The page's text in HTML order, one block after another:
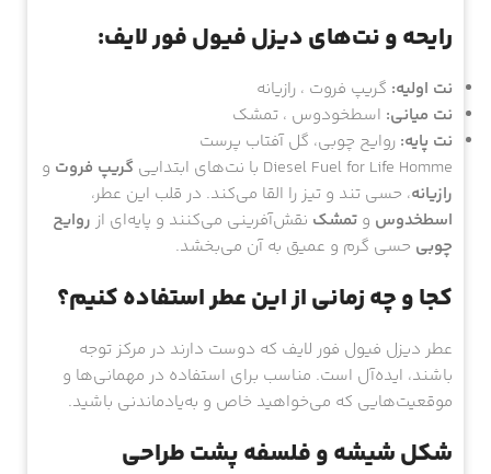
رایحه و نت‌های دیزل فیول فور لایف:
نت اولیه: گریپ فروت ، رازیانه
نت میانی: اسطخودوس ، تمشک
نت پایه: روایح چوبی، گل آفتاب پرست
Diesel Fuel for Life Homme با نت‌های ابتدایی
گریپ فروت و
رازیانه، حسی تند و تیز را القا می‌کند. در قلب این عطر،
اسطخدوس و تمشک نقش‌آفرینی می‌کنند و پایه‌ای از روایح
چوبی حسی گرم و عمیق به آن می‌بخشد.
کجا و چه زمانی از این عطر استفاده کنیم؟
عطر دیزل فیول فور لایف که دوست دارند در مرکز توجه
باشند، ایده‌آل است. مناسب برای استفاده در مهمانی‌ها و
موقعیت‌هایی که می‌خواهید خاص و به‌یادماندنی باشید.
شکل شیشه و فلسفه پشت طراحی